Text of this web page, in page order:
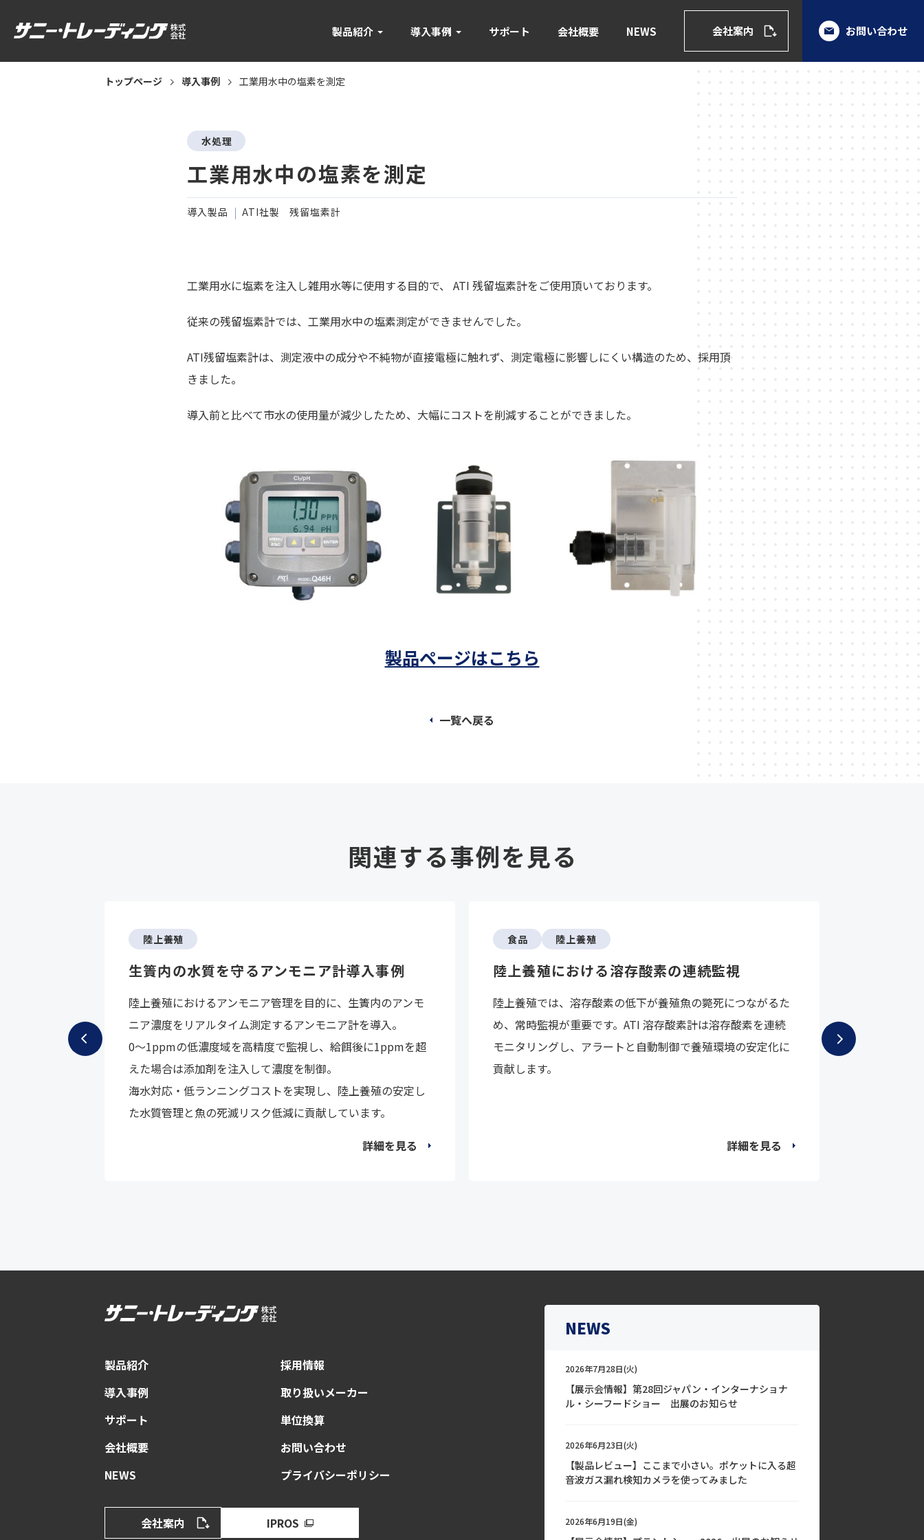
製品紹介 導入事例 サポート 会社概要 NEWS 会社案内 お問い合わせ
トップページ 導入事例 工業用水中の塩素を測定
水処理
工業用水中の塩素を測定
導入製品 ATI社製 残留塩素計
工業用水に塩素を注入し雑用水等に使用する目的で、 ATI 残留塩素計をご使用頂いております。
従来の残留塩素計では、工業用水中の塩素測定ができませんでした。
ATI残留塩素計は、測定液中の成分や不純物が直接電極に触れず、測定電極に影響しにくい構造のため、採用頂
きました。
導入前と比べて市水の使用量が減少したため、大幅にコストを削減することができました。
製品ページはこちら
一覧へ戻る
関連する事例を見る
陸上養殖
生簀内の水質を守るアンモニア計導入事例
陸上養殖におけるアンモニア管理を目的に、生簀内のアンモ
ニア濃度をリアルタイム測定するアンモニア計を導入。
0～1ppmの低濃度域を高精度で監視し、給餌後に1ppmを超
えた場合は添加剤を注入して濃度を制御。
海水対応・低ランニングコストを実現し、陸上養殖の安定し
た水質管理と魚の死滅リスク低減に貢献しています。
詳細を見る
食品 陸上養殖
陸上養殖における溶存酸素の連続監視
陸上養殖では、溶存酸素の低下が養殖魚の斃死につながるた
め、常時監視が重要です。ATI 溶存酸素計は溶存酸素を連続
モニタリングし、アラートと自動制御で養殖環境の安定化に
貢献します。
詳細を見る
製品紹介
導入事例
サポート
会社概要
NEWS
採用情報
取り扱いメーカー
単位換算
お問い合わせ
プライバシーポリシー
会社案内 IPROS
NEWS
2026年7月28日(火)
【展示会情報】第28回ジャパン・インターナショナ
ル・シーフードショー 出展のお知らせ
2026年6月23日(火)
【製品レビュー】ここまで小さい。ポケットに入る超
音波ガス漏れ検知カメラを使ってみました
2026年6月19日(金)